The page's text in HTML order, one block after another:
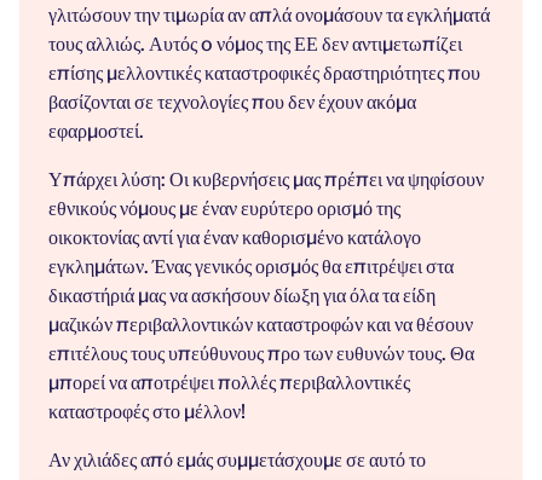
γλιτώσουν την τιμωρία αν απλά ονομάσουν τα εγκλήματά
τους αλλιώς. Αυτός o νόμος της ΕΕ δεν αντιμετωπίζει
επίσης μελλοντικές καταστροφικές δραστηριότητες που
βασίζονται σε τεχνολογίες που δεν έχουν ακόμα
εφαρμοστεί.
Υπάρχει λύση: Οι κυβερνήσεις μας πρέπει να ψηφίσουν
εθνικούς νόμους με έναν ευρύτερο ορισμό της
οικοκτονίας αντί για έναν καθορισμένο κατάλογο
εγκλημάτων. Ένας γενικός ορισμός θα επιτρέψει στα
δικαστήριά μας να ασκήσουν δίωξη για όλα τα είδη
μαζικών περιβαλλοντικών καταστροφών και να θέσουν
επιτέλους τους υπεύθυνους προ των ευθυνών τους. Θα
μπορεί να αποτρέψει πολλές περιβαλλοντικές
καταστροφές στο μέλλον!
Αν χιλιάδες από εμάς συμμετάσχουμε σε αυτό το